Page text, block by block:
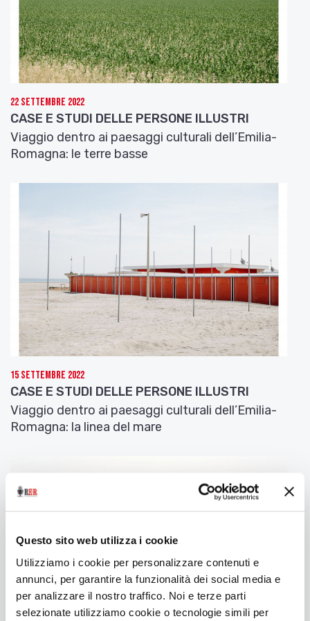
Questo sito web utilizza i cookie
Utilizziamo i cookie per personalizzare contenuti e
annunci, per garantire la funzionalità dei social media e
per analizzare il nostro traffico. Noi e terze parti
selezionate utilizziamo cookie o tecnologie simili per
Poi dice: «Conosco io purqueste note:
queste lettere]
di tal’ io n’ho tante vedute e lette.
Finger questo Medoro ella si puote:
forse ch’a me questo cognome mette».
usando fraude a se medesmo, stette
ne la speranza il mal contento Orlando,
che si seppe a se stesso ir procacciando.
[(opinioni) che si seppe procurare lui stesso
come l’incauto augel che si ritrova
in ragna o in visco
aver dato di petto, [
quanto più batte l’ale e più si prova
di disbrigar, più vi si lega stretto.
Orlando viene ove s’incurva il monte
a guisa d’arco in su la chiara fonte.
Aveano, in su l’entrata il luogoadorno
adornato]
coi piedi storti edere e viti erranti.
Quivi soleano al più cocente giorno
stare abbracciati i duo felici amanti. [Angelica e
Medoro
V’aveano i nomi lor dentro e d’intorno,
Entra Orlando in questa grotta. Le pareti di roccia
carbone o coi gessetti colorati o incise col
Orlando, esperto in quella lingua, tante volte s’era
tratto d’impaccio nelle sue spedizioni oltre le linee
nemiche. Quel che c’è scritto, dunque, per lui è
22 Settembre 2022
CASE E STUDI DELLE PERSONE ILLUSTRI
Viaggio dentro ai paesaggi culturali dell’Emilia-
Romagna: le terre basse
15 Settembre 2022
CASE E STUDI DELLE PERSONE ILLUSTRI
Viaggio dentro ai paesaggi culturali dell’Emilia-
Romagna: la linea del mare